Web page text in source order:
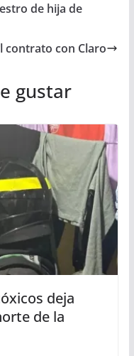
de hija de
contrato con Claro
gustar
deja
de la